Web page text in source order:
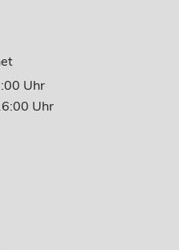
Uhr
Uhr